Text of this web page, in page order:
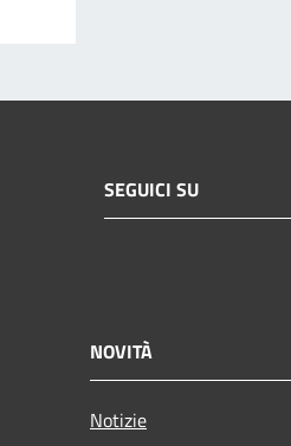
SEGUICI SU
NOVITÀ
Notizie